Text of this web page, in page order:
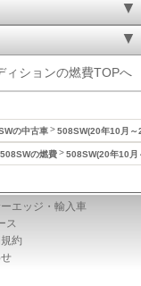
ションの燃費TOPへ
の中古車 508SW(20年10月～
508SWの燃費 508SW(20年10月
エッジ・輸入車
ス
約